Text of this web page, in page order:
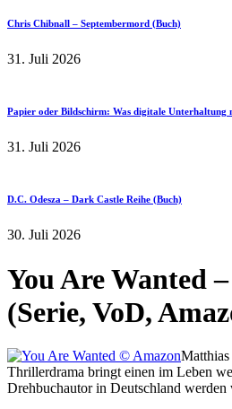
Chris Chibnall – Septembermord (Buch)
31. Juli 2026
Papier oder Bildschirm: Was digitale Unterhaltung
31. Juli 2026
D.C. Odesza – Dark Castle Reihe (Buch)
30. Juli 2026
You Are Wanted
(Serie, VoD,
Thrillerdrama bringt einen im Leben
Drehbuchautor in Deutschland werden